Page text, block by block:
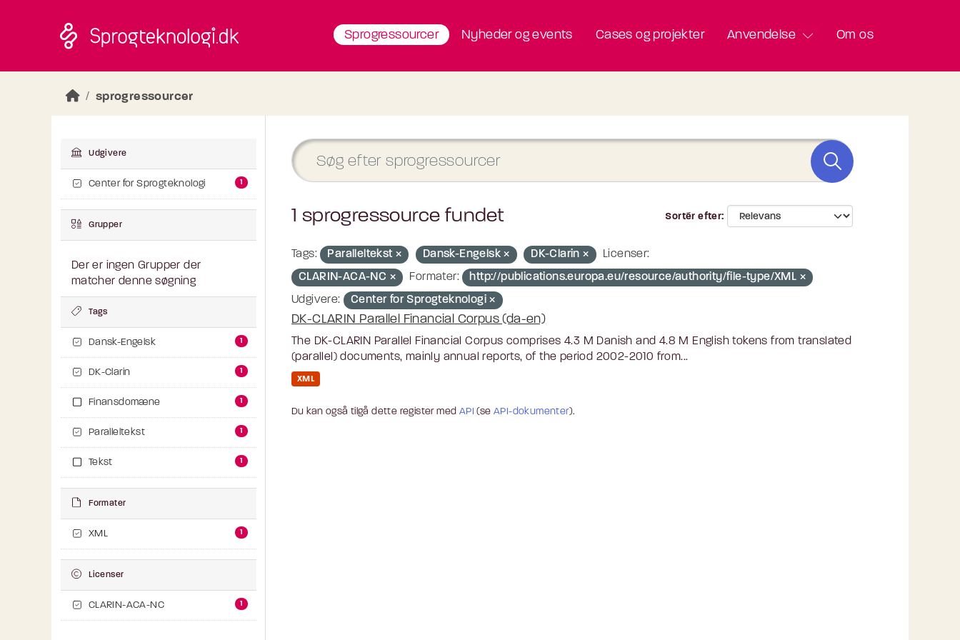
Sprogressourcer Nyheder og events Cases og projekter Anvendelse Om os
sprogressourcer
Udgivere
Center for Sprogteknologi 1
Grupper
Der er ingen Grupper der
matcher denne søgning
Tags
Dansk-Engelsk 1
DK-Clarin 1
Finansdomæne 1
Paralleltekst 1
Tekst 1
Formater
XML 1
Licenser
CLARIN-ACA-NC 1
Sortér efter
1 sprogressource fundet
Tags: Paralleltekst Dansk-Engelsk DK-Clarin
Licenser:
CLARIN-ACA-NC
Formater:
http://publications.europa.eu/resource/authority/file-type/XML
Udgivere:
Center for Sprogteknologi
DK-CLARIN Parallel Financial Corpus (da-en)
The DK-CLARIN Parallel Financial Corpus comprises 4.3 M Danish and 4.8 M English tokens from translated
(parallel) documents, mainly annual reports, of the period 2002-2010 from...
XML
Du kan også tilgå dette register med API (seAPI-dokumenter).